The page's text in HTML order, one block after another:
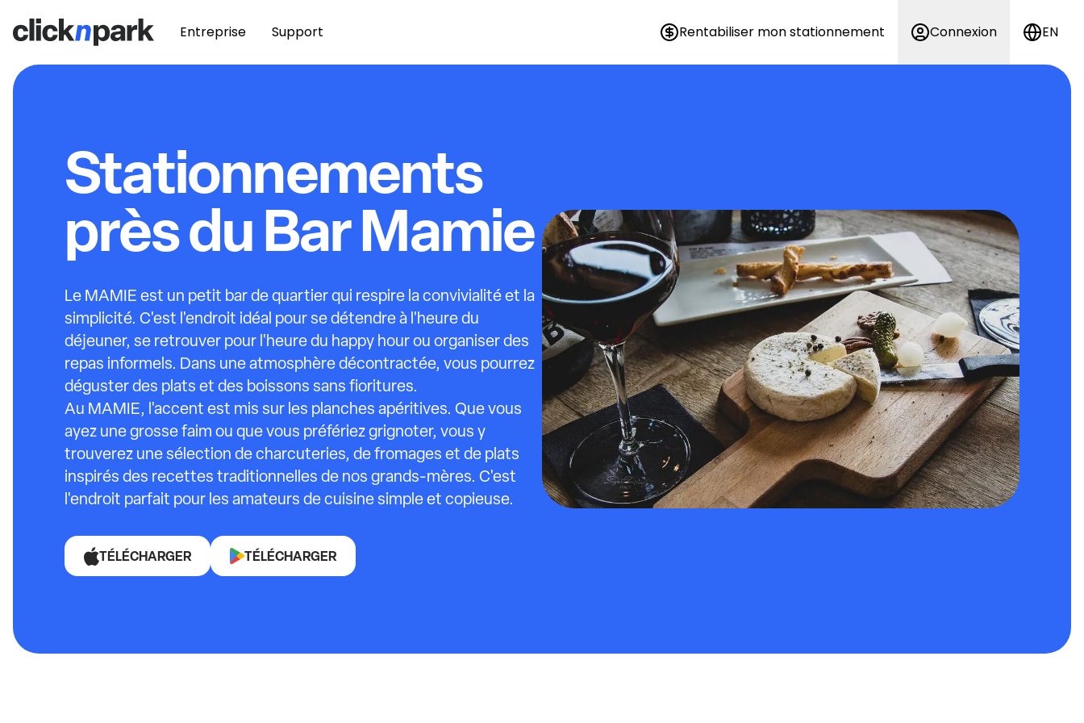
Entreprise Support Rentabiliser mon stationnement Connexion EN
Stationnements
près du Bar Mamie
Le MAMIE est un petit bar de quartier qui respire la convivialité et la
simplicité. C'est l'endroit idéal pour se détendre à l'heure du
déjeuner, se retrouver pour l'heure du happy hour ou organiser des
repas informels. Dans une atmosphère décontractée, vous pourrez
déguster des plats et des boissons sans fioritures.
Au MAMIE, l'accent est mis sur les planches apéritives. Que vous
ayez une grosse faim ou que vous préfériez grignoter, vous y
trouverez une sélection de charcuteries, de fromages et de plats
inspirés des recettes traditionnelles de nos grands-mères. C'est
l'endroit parfait pour les amateurs de cuisine simple et copieuse.
TÉLÉCHARGER TÉLÉCHARGER